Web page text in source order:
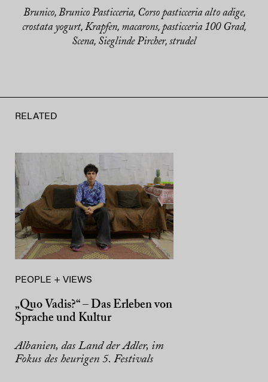
Brunico, Brunico Pasticceria, Corso pasticceria alto adige,
crostata yogurt, Krapfen, macarons, pasticceria 100 Grad,
Scena, Sieglinde Pircher, strudel
RELATED
PEOPLE + VIEWS
„Quo Vadis?“ – Das Erleben von
Sprache und Kultur
Albanien, das Land der Adler, im
Fokus des heurigen 5. Festivals